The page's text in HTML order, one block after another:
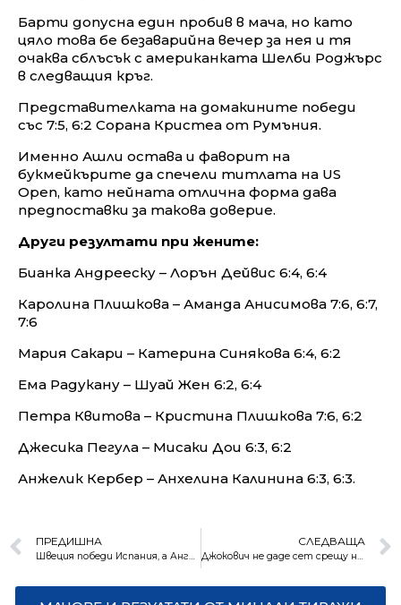
Барти допусна един пробив в мача, но като
цяло това бе безаварийна вечер за нея и тя
очаква сблъсък с американката Шелби Роджърс
в следващия кръг.
Представителката на домакините победи
със 7:5, 6:2 Сорана Кристеа от Румъния.
Именно Ашли остава и фаворит на
букмейкърите да спечели титлата на US
Open, като нейната отлична форма дава
предпоставки за такова доверие.
Други резултати при жените:
Бианка Андрееску – Лорън Дейвис 6:4, 6:4
Каролина Плишкова – Аманда Анисимова 7:6, 6:7,
7:6
Мария Сакари – Катерина Синякова 6:4, 6:2
Ема Радукану – Шуай Жен 6:2, 6:4
Петра Квитова – Кристина Плишкова 7:6, 6:2
Джесика Пегула – Мисаки Дои 6:3, 6:2
Анжелик Кербер – Анхелина Калинина 6:3, 6:3.
ПРЕДИШНА
Швеция победи Испания, а Англия разгроми Унгария (резултати)
СЛЕДВАЩА
Джокович не даде сет срещу нидерландец